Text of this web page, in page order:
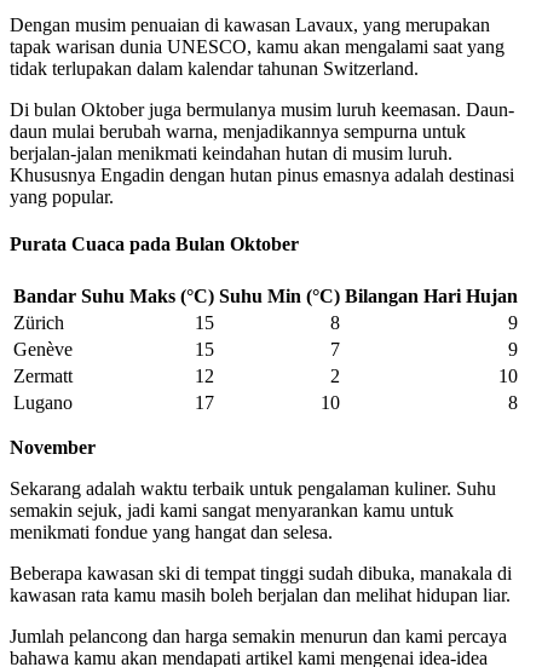
Dengan musim penuaian di kawasan Lavaux, yang merupakan
tapak warisan dunia UNESCO, kamu akan mengalami saat yang
tidak terlupakan dalam kalendar tahunan Switzerland.
Di bulan Oktober juga bermulanya musim luruh keemasan. Daun-
daun mulai berubah warna, menjadikannya sempurna untuk
berjalan-jalan menikmati keindahan hutan di musim luruh.
Khususnya Engadin dengan hutan pinus emasnya adalah destinasi
yang popular.
Purata Cuaca pada Bulan Oktober
Bandar Suhu Maks (°C) Suhu Min (°C) Bilangan Hari Hujan
Zürich
15 8
9
Genève
15 7
9
Zermatt
12 2
10
Lugano
17 10 8
November
Sekarang adalah waktu terbaik untuk pengalaman kuliner. Suhu
semakin sejuk, jadi kami sangat menyarankan kamu untuk
menikmati fondue yang hangat dan selesa.
Beberapa kawasan ski di tempat tinggi sudah dibuka, manakala di
kawasan rata kamu masih boleh berjalan dan melihat hidupan liar.
Jumlah pelancong dan harga semakin menurun dan kami percaya
bahawa kamu akan mendapati artikel kami mengenai idea-idea